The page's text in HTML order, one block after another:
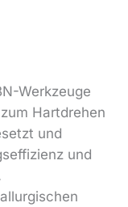
Werkzeuge
Hartdrehen
und
und